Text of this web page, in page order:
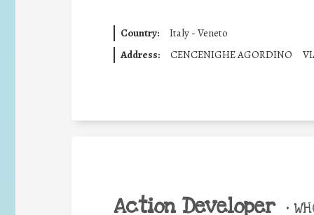
Country:
Italy - Veneto
Address:
CENCENIGHE AGORDINO
Action Developer •